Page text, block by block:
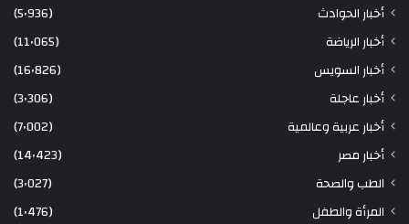
أخبار الحوادث
(5٬936)
أخبار الرياضة
(11٬065)
أخبار السويس
(16٬826)
أخبار عاجلة
(3٬306)
أخبار عربية وعالمية
(7٬002)
أخبار مصر
(14٬423)
الطب والصحة
(3٬027)
المرأة والطفل
(1٬476)